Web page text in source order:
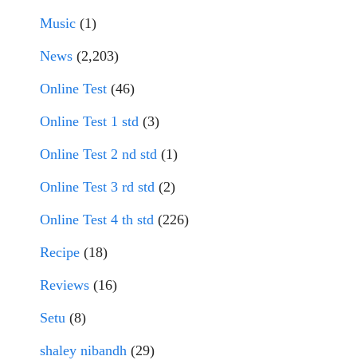
Music (1)
News (2,203)
Online Test (46)
Online Test 1 std (3)
Online Test 2 nd std (1)
Online Test 3 rd std (2)
Online Test 4 th std (226)
Recipe (18)
Reviews (16)
Setu (8)
shaley nibandh (29)